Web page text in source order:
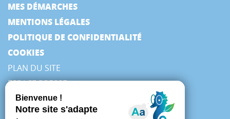
MES DÉMARCHES
MENTIONS LÉGALES
POLITIQUE DE CONFIDENTIALITÉ
COOKIES
PLAN DU SITE
ESPACE PRESSE